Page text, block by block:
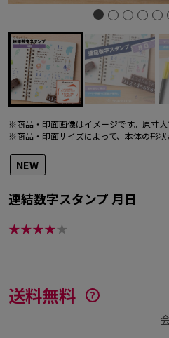
※商品・印面画像はイメージです。原寸大
※商品・印面サイズによって、本体の形状
NEW
連結数字スタンプ 月日
★★★★★
送料無料